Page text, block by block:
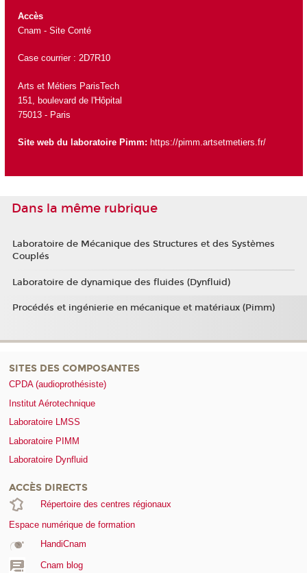
Accès
Cnam - Site Conté
Case courrier : 2D7R10
Arts et Métiers ParisTech
151, boulevard de l'Hôpital
75013 - Paris
Site web du laboratoire Pimm: https://pimm.artsetmetiers.fr/
Dans la même rubrique
Laboratoire de Mécanique des Structures et des Systèmes
Couplés
Laboratoire de dynamique des fluides (Dynfluid)
Procédés et ingénierie en mécanique et matériaux (Pimm)
SITES DES COMPOSANTES
CPDA (audioprothésiste)
Institut Aérotechnique
Laboratoire LMSS
Laboratoire PIMM
Laboratoire Dynfluid
ACCÈS DIRECTS
Répertoire des centres régionaux
Espace numérique de formation
HandiCnam
Cnam blog